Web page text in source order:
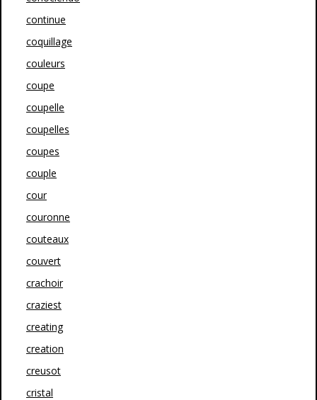
continue
coquillage
couleurs
coupe
coupelle
coupelles
coupes
couple
cour
couronne
couteaux
couvert
crachoir
craziest
creating
creation
creusot
cristal